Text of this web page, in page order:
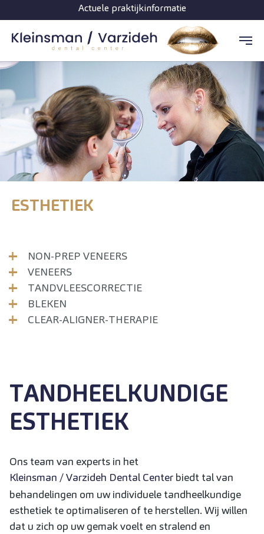
Spring naar hoofd-inhoud
Actuele praktijkinformatie
ESTHETIEK
NON-PREP VENEERS
VENEERS
TANDVLEESCORRECTIE
BLEKEN
CLEAR-ALIGNER-THERAPIE
TANDHEELKUNDIGE
ESTHETIEK
Ons team van experts in het
Kleinsman / Varzideh Dental Center biedt tal van
behandelingen om uw individuele tandheelkundige
esthetiek te optimaliseren of te herstellen. Wij willen
dat u zich op uw gemak voelt en stralend en